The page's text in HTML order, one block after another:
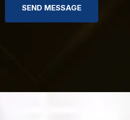
SEND MESSAGE